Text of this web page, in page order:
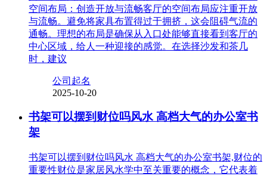
空间布局：创造开放与流畅客厅的空间布局应注重开放
与流畅。避免将家具布置得过于拥挤，这会阻碍气流的
通畅。理想的布局是确保从入口处能够直接看到客厅的
中心区域，给人一种迎接的感觉。在选择沙发和茶几
时，建议
公司起名
2025-10-20
书架可以摆到财位吗风水 高档大气的办公室书
架
书架可以摆到财位吗风水 高档大气的办公室书架,财位的
重要性财位是家居风水学中至关重要的概念，它代表着